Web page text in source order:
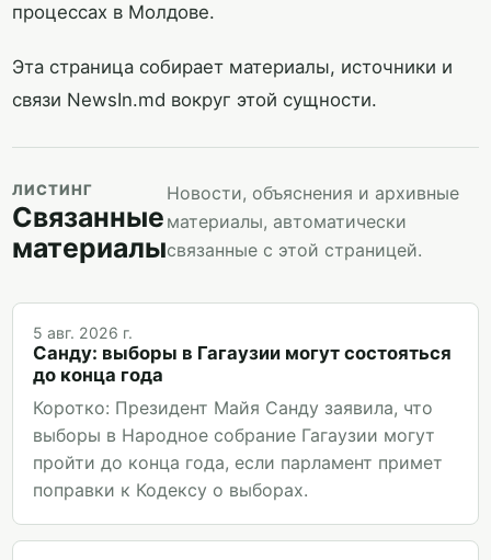
процессах в Молдове.
Эта страница собирает материалы, источники и
связи NewsIn.md вокруг этой сущности.
ЛИСТИНГ
Связанные
материалы
Новости, объяснения и архивные
материалы, автоматически
связанные с этой страницей.
5 авг. 2026 г.
Санду: выборы в Гагаузии могут состояться
до конца года
Коротко: Президент Майя Санду заявила, что
выборы в Народное собрание Гагаузии могут
пройти до конца года, если парламент примет
поправки к Кодексу о выборах.